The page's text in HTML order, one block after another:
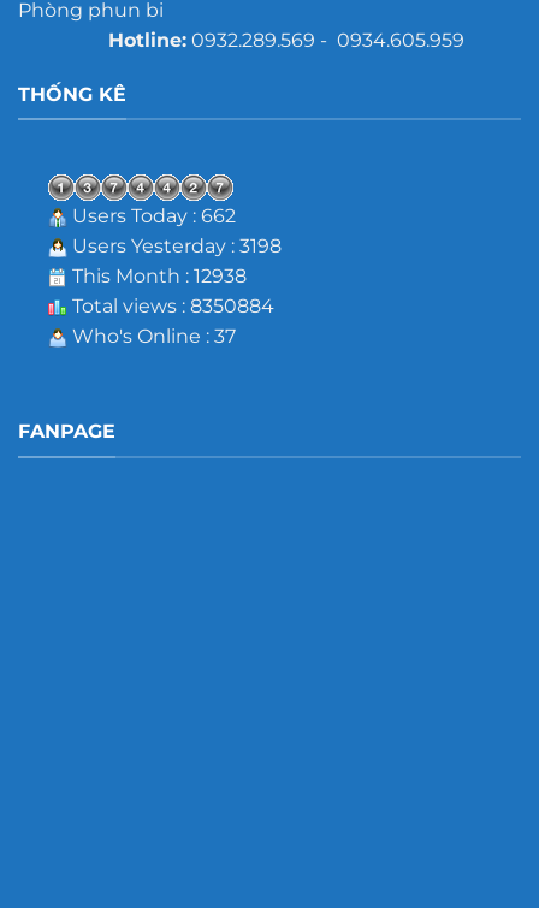
Phòng phun bi
Hotline:0932.289.569 - 0934.605.959
THỐNG KÊ
Users Today : 662
Users Yesterday : 3198
This Month : 12938
Total views : 8350884
Who's Online : 37
FANPAGE